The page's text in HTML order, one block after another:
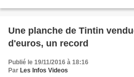
Une planche de Tintin
d'euros, un record
Publié le 19/11/2016 à 18:16
Par Les Infos Videos